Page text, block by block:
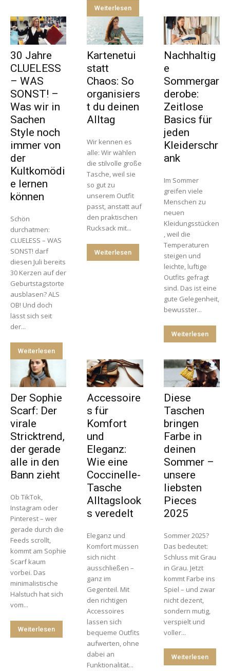
Weiterlesen
30 Jahre
CLUELESS
– WAS
SONST! –
Was wir in
Sachen
Style noch
immer von
der
Kultkomödi
e lernen
können
Schön
durchatmen:
CLUELESS – WAS
SONST! darf
diesen Juli bereits
30 Kerzen auf der
Geburtstagstorte
ausblasen? ALS
OB! Und doch
lässt sich seit
der...
Weiterlesen
Kartenetui
statt
Chaos: So
organisiers
t du deinen
Alltag
Wir kennen es
alle: Wir wählen
die stilvolle große
Tasche, weil sie
so gut zu
unserem Outfit
passt, anstatt auf
den praktischen
Rucksack mit...
Weiterlesen
Nachhaltig
e
Sommergar
derobe:
Zeitlose
Basics für
jeden
Kleiderschr
ank
Im Sommer
greifen viele
Menschen zu
neuen
Kleidungsstücken
, weil die
Temperaturen
steigen und
leichte, luftige
Outfits gefragt
sind. Das ist eine
gute Gelegenheit,
bewusster...
Weiterlesen
Der Sophie
Scarf: Der
virale
Stricktrend,
der gerade
alle in den
Bann zieht
Ob TikTok,
Instagram oder
Pinterest – wer
gerade durch die
Feeds scrollt,
kommt am Sophie
Scarf kaum
vorbei. Das
minimalistische
Halstuch hat sich
vom...
Weiterlesen
Accessoire
s für
Komfort
und
Eleganz:
Wie eine
Coccinelle-
Tasche
Alltagslook
s veredelt
Eleganz und
Komfort müssen
sich nicht
ausschließen –
ganz im
Gegenteil. Mit
den richtigen
Accessoires
lassen sich
bequeme Outfits
aufwerten, ohne
dabei an
Funktionalität...
Diese
Taschen
bringen
Farbe in
deinen
Sommer –
unsere
liebsten
Pieces
2025
Sommer 2025?
Das bedeutet:
Schluss mit Grau
in Grau. Jetzt
kommt Farbe ins
Spiel – und zwar
nicht dezent,
sondern mutig,
verspielt und
voller...
Weiterlesen